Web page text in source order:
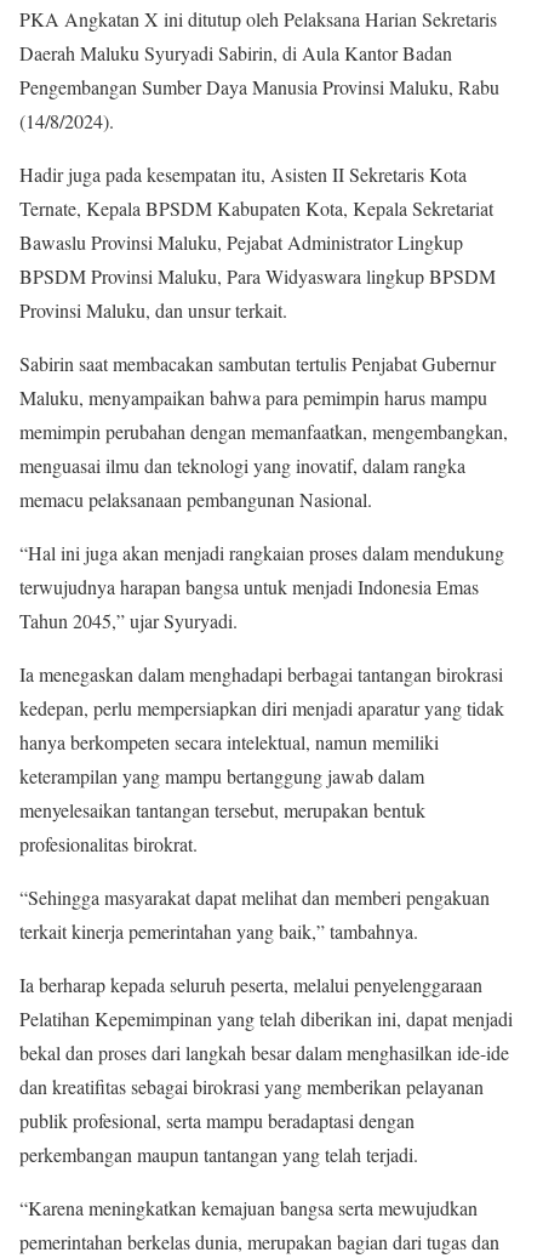
PKA Angkatan X ini ditutup oleh Pelaksana Harian Sekretaris
Daerah Maluku Syuryadi Sabirin, di Aula Kantor Badan
Pengembangan Sumber Daya Manusia Provinsi Maluku, Rabu
(14/8/2024).
Hadir juga pada kesempatan itu, Asisten II Sekretaris Kota
Ternate, Kepala BPSDM Kabupaten Kota, Kepala Sekretariat
Bawaslu Provinsi Maluku, Pejabat Administrator Lingkup
BPSDM Provinsi Maluku, Para Widyaswara lingkup BPSDM
Provinsi Maluku, dan unsur terkait.
Sabirin saat membacakan sambutan tertulis Penjabat Gubernur
Maluku, menyampaikan bahwa para pemimpin harus mampu
memimpin perubahan dengan memanfaatkan, mengembangkan,
menguasai ilmu dan teknologi yang inovatif, dalam rangka
memacu pelaksanaan pembangunan Nasional.
“Hal ini juga akan menjadi rangkaian proses dalam mendukung
terwujudnya harapan bangsa untuk menjadi Indonesia Emas
Tahun 2045,” ujar Syuryadi.
Ia menegaskan dalam menghadapi berbagai tantangan birokrasi
kedepan, perlu mempersiapkan diri menjadi aparatur yang tidak
hanya berkompeten secara intelektual, namun memiliki
keterampilan yang mampu bertanggung jawab dalam
menyelesaikan tantangan tersebut, merupakan bentuk
profesionalitas birokrat.
“Sehingga masyarakat dapat melihat dan memberi pengakuan
terkait kinerja pemerintahan yang baik,” tambahnya.
Ia berharap kepada seluruh peserta, melalui penyelenggaraan
Pelatihan Kepemimpinan yang telah diberikan ini, dapat menjadi
bekal dan proses dari langkah besar dalam menghasilkan ide-ide
dan kreatifitas sebagai birokrasi yang memberikan pelayanan
publik profesional, serta mampu beradaptasi dengan
perkembangan maupun tantangan yang telah terjadi.
“Karena meningkatkan kemajuan bangsa serta mewujudkan
pemerintahan berkelas dunia, merupakan bagian dari tugas dan